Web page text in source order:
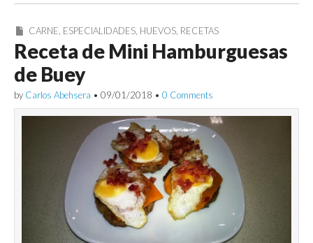
CARNE, ESPECIALIDADES, HUEVOS, RECETAS
Receta de Mini Hamburguesas
de Buey
by Carlos Abehsera • 09/01/2018 • 0 Comments